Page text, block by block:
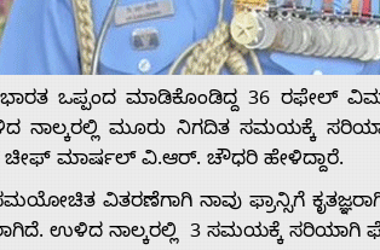
ಭಾರತ ಒಪ್ಪಂದ ಮಾಡಿಕೊಂಡಿದ್ದ 36 ರಫೇಲ್
ನಾಲ್ಕರಲ್ಲಿ ಮೂರು ನಿಗದಿತ ಸಮಯಕ್ಕೆ
ಚೀಫ್ ಮಾರ್ಷಲ್ ವಿ.ಆರ್. ಚೌಧರಿ ಹೇಳಿದ್ದಾರೆ.
ವಿತರಣೆಗಾಗಿ ನಾವು ಫ್ರಾನ್ಸಿಗೆ
ಉಳಿದ ನಾಲ್ಕರಲ್ಲಿ 3 ಸಮಯಕ್ಕೆ ಸರಿಯಾಗಿ